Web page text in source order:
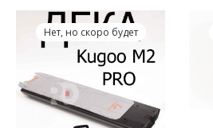
Нет, но скоро будет